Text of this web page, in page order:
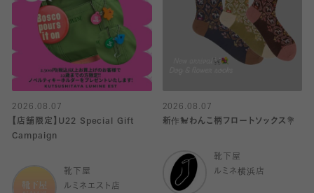
2026.08.07
【店舗限定】U22 Special Gift
Campaign
靴下屋
ルミネエスト店
2026.08.07
新作🐩わんこ柄フロートソックス💐
靴下屋
ルミネ横浜店